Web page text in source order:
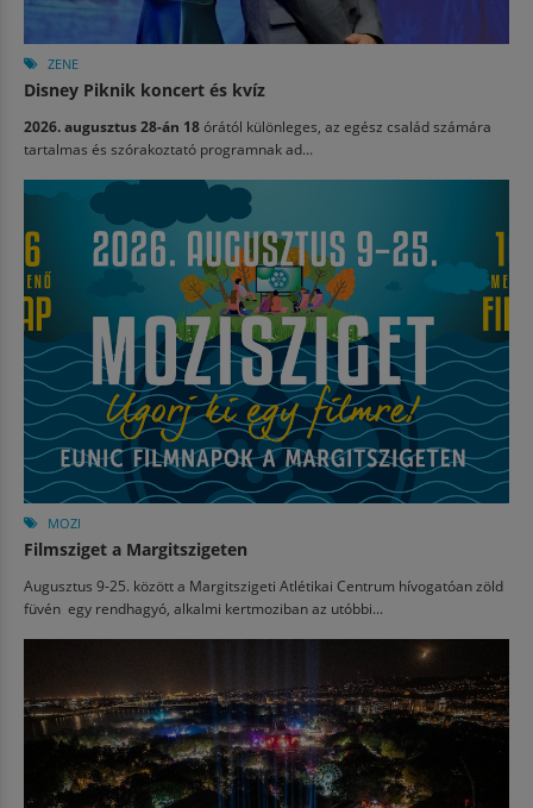
ZENE
Disney Piknik koncert és kvíz
2026. augusztus 28-án 18órától különleges, az egész család számára
tartalmas és szórakoztató programnak ad...
MOZI
Filmsziget a Margitszigeten
Augusztus 9-25. között a Margitszigeti Atlétikai Centrum hívogatóan zöld
füvén egy rendhagyó, alkalmi kertmoziban az utóbbi...